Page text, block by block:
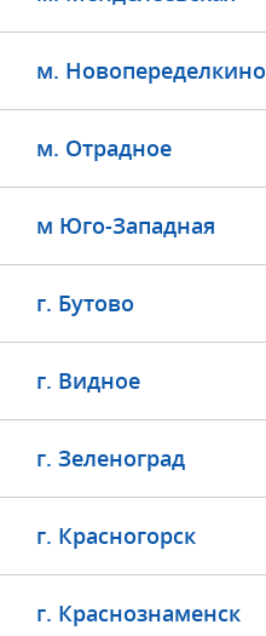
м. Новопеределкино
м. Отрадное
м Юго-Западная
г. Бутово
г. Видное
г. Зеленоград
г. Красногорск
г. Краснознаменск